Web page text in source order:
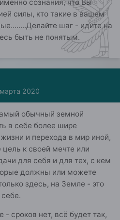
сознания, что Вы
силы, кто такие в вашем
шаг - идите на
быть не понятым.
2020
обычный земной
в себе более шире
и перехода в мир иной,
к своей мечте или
для себя и для тех, с кем
должны или можете
здесь, на Земле - это
сроков нет, всё будет так,